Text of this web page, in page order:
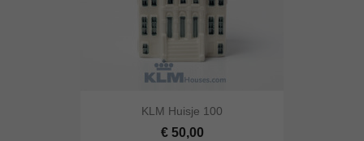
KLM Huisje 100
€ 50,00